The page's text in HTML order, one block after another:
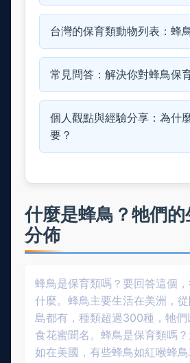
台灣的保育類動物列表：蜂
常見問答：解決你對蜂鳥保
個人觀點與經驗分享：為什
要？
什麼是蜂鳥？牠們
分佈
蜂鳥是保育類嗎？要回答這個
什麼。蜂鳥主要生活在美洲，
島都有，種類超過300種，牠們
食花蜜聞名。蜂鳥是保育類嗎
如在美國，有些蜂鳥如紅喉蜂鳥